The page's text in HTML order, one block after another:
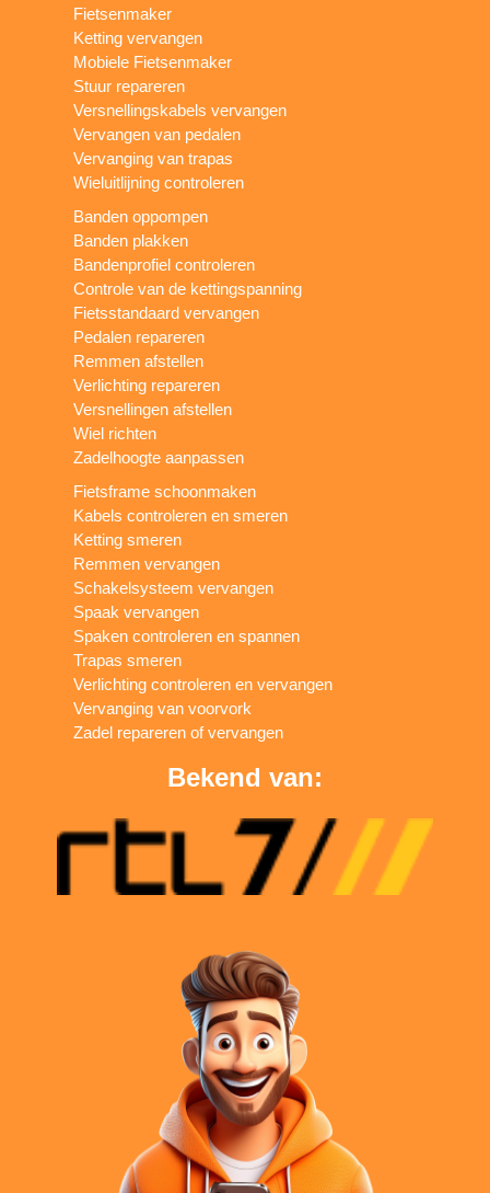
Fietsenmaker
Ketting vervangen
Mobiele Fietsenmaker
Stuur repareren
Versnellingskabels vervangen
Vervangen van pedalen
Vervanging van trapas
Wieluitlijning controleren
Banden oppompen
Banden plakken
Bandenprofiel controleren
Controle van de kettingspanning
Fietsstandaard vervangen
Pedalen repareren
Remmen afstellen
Verlichting repareren
Versnellingen afstellen
Wiel richten
Zadelhoogte aanpassen
Fietsframe schoonmaken
Kabels controleren en smeren
Ketting smeren
Remmen vervangen
Schakelsysteem vervangen
Spaak vervangen
Spaken controleren en spannen
Trapas smeren
Verlichting controleren en vervangen
Vervanging van voorvork
Zadel repareren of vervangen
Bekend van: